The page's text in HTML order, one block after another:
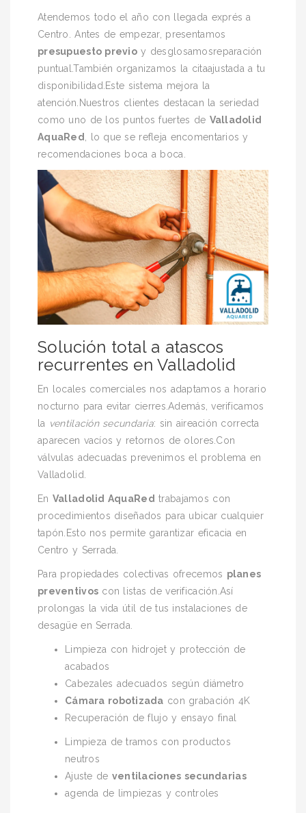
Atendemos todo el año con llegada exprés a
Centro. Antes de empezar, presentamos
presupuesto previo y desglosamosreparación
puntual.También organizamos la citaajustada a tu
disponibilidad.Este sistema mejora la
atención.Nuestros clientes destacan la seriedad
como uno de los puntos fuertes de Valladolid
AquaRed, lo que se refleja encomentarios y
recomendaciones boca a boca.
Solución total a atascos
recurrentes en Valladolid
En locales comerciales nos adaptamos a horario
nocturno para evitar cierres.Además, verificamos
la ventilación secundaria: sin aireación correcta
aparecen vacíos y retornos de olores.Con
válvulas adecuadas prevenimos el problema en
Valladolid.
En Valladolid AquaRed trabajamos con
procedimientos diseñados para ubicar cualquier
tapón.Esto nos permite garantizar eficacia en
Centro y Serrada.
Para propiedades colectivas ofrecemos planes
preventivos con listas de verificación.Así
prolongas la vida útil de tus instalaciones de
desagüe en Serrada.
Limpieza con hidrojet y protección de
acabados
Cabezales adecuados según diámetro
Cámara robotizada con grabación 4K
Recuperación de flujo y ensayo final
Limpieza de tramos con productos
neutros
Ajuste de ventilaciones secundarias
agenda de limpiezas y controles